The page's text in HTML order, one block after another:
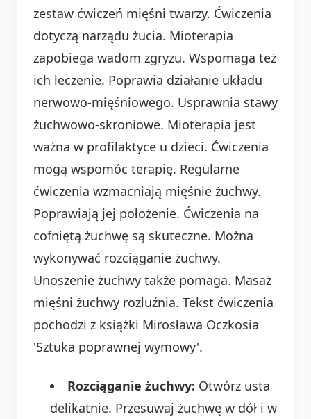
zestaw ćwiczeń mięśni twarzy. Ćwiczenia
dotyczą narządu żucia. Mioterapia
zapobiega wadom zgryzu. Wspomaga też
ich leczenie. Poprawia działanie układu
nerwowo-mięśniowego. Usprawnia stawy
żuchwowo-skroniowe. Mioterapia jest
ważna w profilaktyce u dzieci. Ćwiczenia
mogą wspomóc terapię. Regularne
ćwiczenia wzmacniają mięśnie żuchwy.
Poprawiają jej położenie. Ćwiczenia na
cofniętą żuchwę są skuteczne. Można
wykonywać rozciąganie żuchwy.
Unoszenie żuchwy także pomaga. Masaż
mięśni żuchwy rozluźnia. Tekst ćwiczenia
pochodzi z książki Mirosława Oczkosia
'Sztuka poprawnej wymowy'.
Rozciąganie żuchwy: Otwórz usta
delikatnie. Przesuwaj żuchwę w dół i w